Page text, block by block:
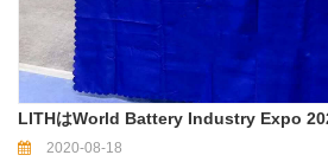
LITHはWorld Battery Industry Expo
2020-08-18